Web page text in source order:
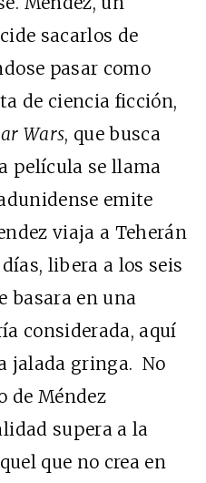
sacarlos de
pasar como
de ciencia ficción,
Wars, que busca
película se llama
emite
viaja a Teherán
libera a los seis
basara en una
considerada, aquí
jalada gringa. No
de Méndez
supera a la
que no crea en